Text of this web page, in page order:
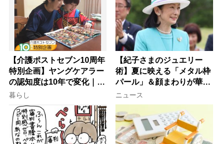
【介護ポストセブン10周年
特別企画】ヤングケアラー
の認知度は10年で変化｜流
行語大賞にノミネート、法
律にも明記されたが果たし
て現在は？
暮らし
【紀子さまのジュエリー
術】夏に映える「メタル枠
パール」＆顔まわりが華や
ぐ「揺れる一粒」の使い分
け方
ニュース